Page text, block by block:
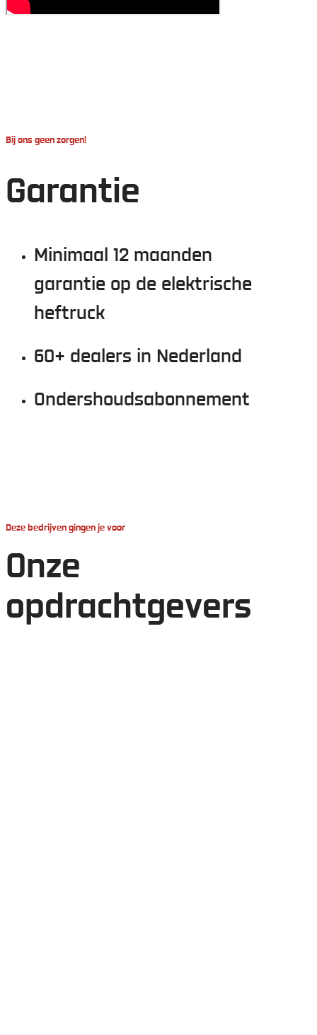
Bij ons geen zorgen!
Garantie
Minimaal 12 maanden
garantie op de elektrische
heftruck
60+ dealers in Nederland
Ondershoudsabonnement
Deze bedrijven gingen je voor
Onze
opdrachtgevers